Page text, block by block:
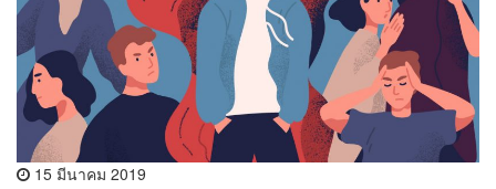
15 มีนาคม 2019